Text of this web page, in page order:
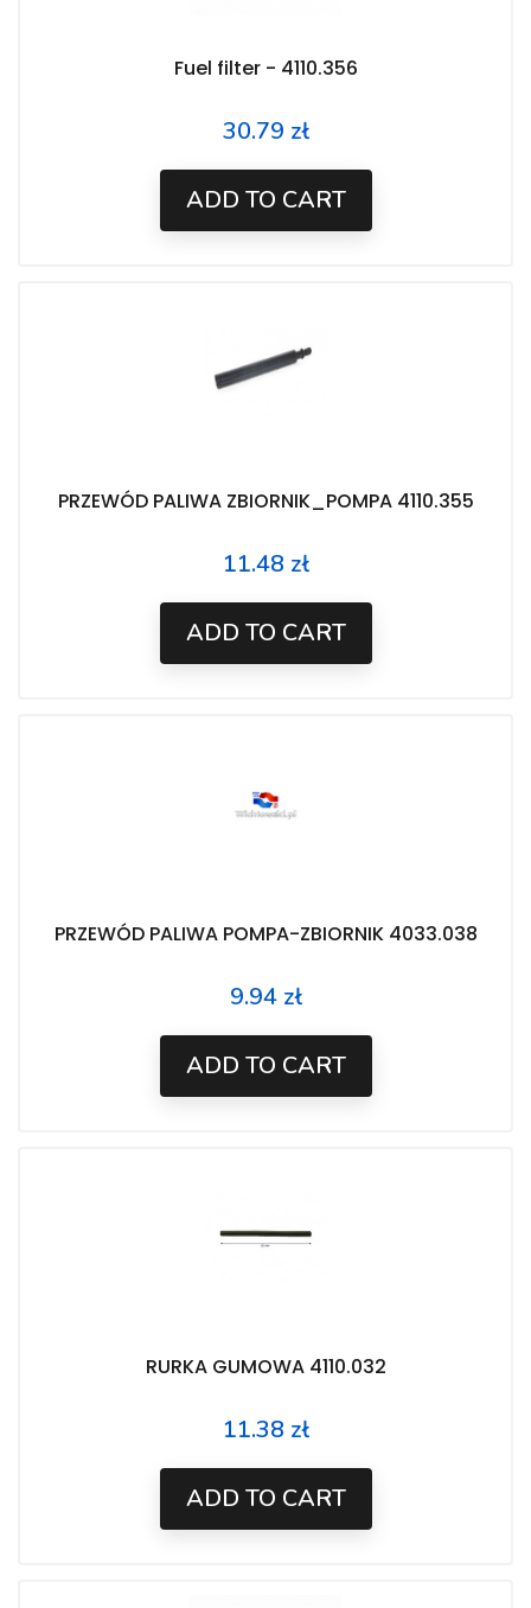
Fuel filter - 4110.356
Price
30.79 zł
ADD TO CART
PRZEWÓD PALIWA ZBIORNIK_POMPA 4110.355
Price
11.48 zł
ADD TO CART
PRZEWÓD PALIWA POMPA-ZBIORNIK 4033.038
Price
9.94 zł
ADD TO CART
RURKA GUMOWA 4110.032
Price
11.38 zł
ADD TO CART